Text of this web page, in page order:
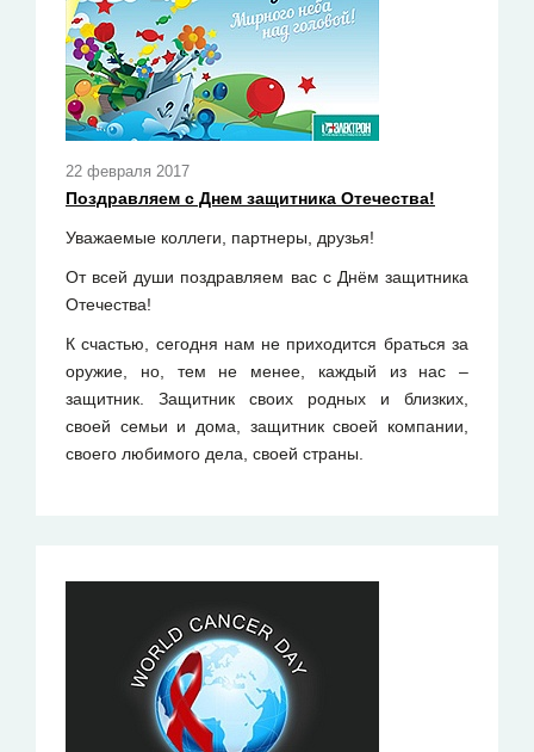
22 февраля 2017
Поздравляем с Днем защитника Отечества!
Уважаемые коллеги, партнеры, друзья!
От всей души поздравляем вас с Днём защитника
Отечества!
К счастью, сегодня нам не приходится браться за
оружие, но, тем не менее, каждый из нас –
защитник. Защитник своих родных и близких,
своей семьи и дома, защитник своей компании,
своего любимого дела, своей страны.